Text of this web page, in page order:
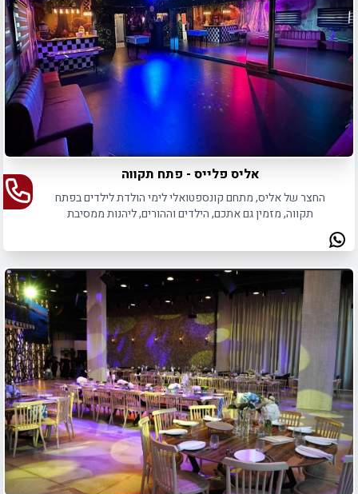
אליס פלייס - פתח תקווה
החצר של אליס, מתחם קונספטואלי לימי הולדת לילדים בפתח
תקווה, מזמין גם אתכם, הילדים וההורים, ליהנות ממסיבת